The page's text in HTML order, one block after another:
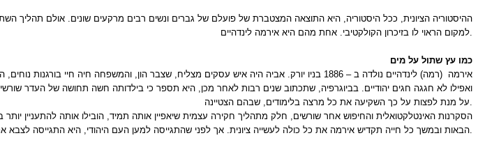
ההיסטוריה הציונית, ככל היסטוריה, היא התוצאה המצטברת של פועלם של גברים ונשים רבים מרקעים שונים. אולם תהליך
כמו עץ שתול על מים
אירמה (רמה) לינדהיים נולדה ב – 1886 בניו יורק. אביה היה איש עסקים מצליח, שצבר הון, והמשפחה חיה חיי בורגנות נוחים, המרופדים בכל מה שכסף יכול לקנות. ילדותה של אירמה
ואפילו לא חגגה חגים יהודיים. בביוגרפיה, שתכתוב שנים רבות לאחר מכן, היא תספר כי בילדותה חשה תחושה של העדר